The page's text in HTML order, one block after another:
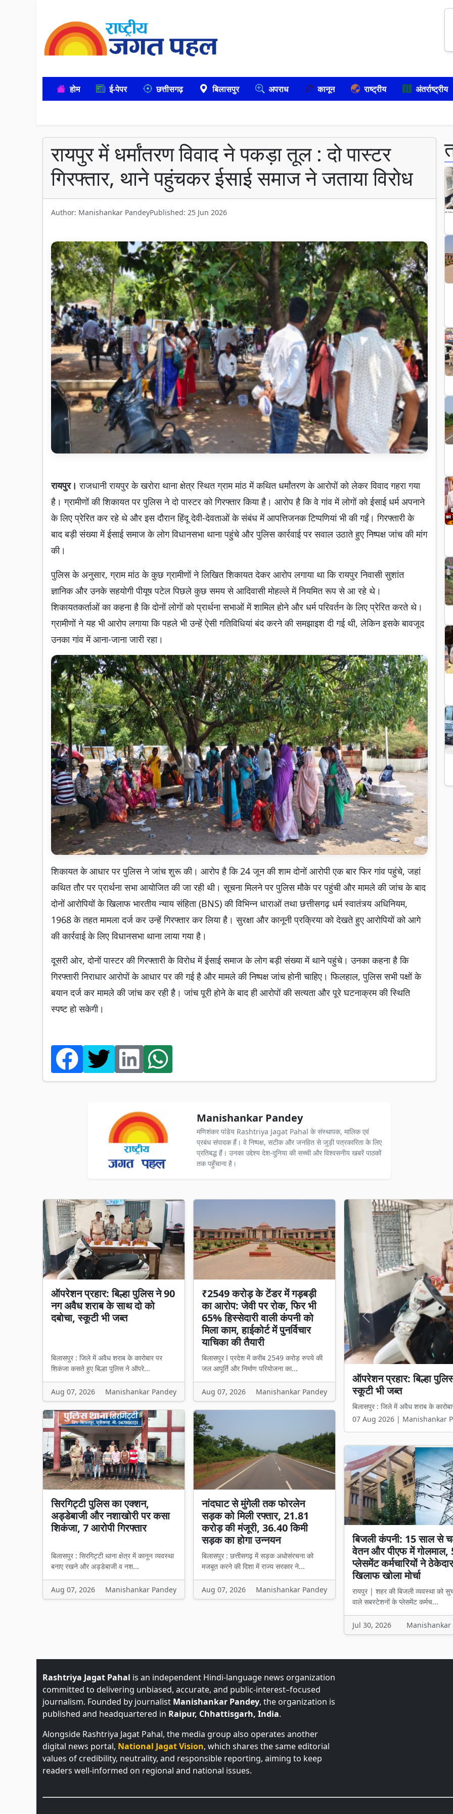
होम ई-पेपर छत्तीसगढ़ बिलासपुर अपराध कानून राष्ट्रीय अंतर्राष्ट्रीय
रायपुर में धर्मांतरण विवाद ने पकड़ा तूल : दो पास्टर
गिरफ्तार, थाने पहुंचकर ईसाई समाज ने जताया विरोध
Author: Manishankar PandeyPublished: 25 Jun 2026
रायपुर। राजधानी रायपुर के खरोरा थाना क्षेत्र स्थित ग्राम मांठ में कथित धर्मांतरण के आरोपों को लेकर विवाद गहरा गया
है। ग्रामीणों की शिकायत पर पुलिस ने दो पास्टर को गिरफ्तार किया है। आरोप है कि वे गांव में लोगों को ईसाई धर्म अपनाने
के लिए प्रेरित कर रहे थे और इस दौरान हिंदू देवी-देवताओं के संबंध में आपत्तिजनक टिप्पणियां भी की गईं। गिरफ्तारी के
बाद बड़ी संख्या में ईसाई समाज के लोग विधानसभा थाना पहुंचे और पुलिस कार्रवाई पर सवाल उठाते हुए निष्पक्ष जांच की मांग
की।
पुलिस के अनुसार, ग्राम मांठ के कुछ ग्रामीणों ने लिखित शिकायत देकर आरोप लगाया था कि रायपुर निवासी सुशांत
ज्ञानिक और उनके सहयोगी पीयूष पटेल पिछले कुछ समय से आदिवासी मोहल्ले में नियमित रूप से आ रहे थे।
शिकायतकर्ताओं का कहना है कि दोनों लोगों को प्रार्थना सभाओं में शामिल होने और धर्म परिवर्तन के लिए प्रेरित करते थे।
ग्रामीणों ने यह भी आरोप लगाया कि पहले भी उन्हें ऐसी गतिविधियां बंद करने की समझाइश दी गई थी, लेकिन इसके बावजूद
उनका गांव में आना-जाना जारी रहा।
शिकायत के आधार पर पुलिस ने जांच शुरू की। आरोप है कि 24 जून की शाम दोनों आरोपी एक बार फिर गांव पहुंचे, जहां
कथित तौर पर प्रार्थना सभा आयोजित की जा रही थी। सूचना मिलने पर पुलिस मौके पर पहुंची और मामले की जांच के बाद
दोनों आरोपियों के खिलाफ भारतीय न्याय संहिता (BNS) की विभिन्न धाराओं तथा छत्तीसगढ़ धर्म स्वातंत्र्य अधिनियम,
1968 के तहत मामला दर्ज कर उन्हें गिरफ्तार कर लिया है। सुरक्षा और कानूनी प्रक्रिया को देखते हुए आरोपियों को आगे
की कार्रवाई के लिए विधानसभा थाना लाया गया है।
दूसरी ओर, दोनों पास्टर की गिरफ्तारी के विरोध में ईसाई समाज के लोग बड़ी संख्या में थाने पहुंचे। उनका कहना है कि
गिरफ्तारी निराधार आरोपों के आधार पर की गई है और मामले की निष्पक्ष जांच होनी चाहिए। फिलहाल, पुलिस सभी पक्षों के
बयान दर्ज कर मामले की जांच कर रही है। जांच पूरी होने के बाद ही आरोपों की सत्यता और पूरे घटनाक्रम की स्थिति
स्पष्ट हो सकेगी।
Manishankar Pandey
मणिशंकर पांडेय Rashtriya Jagat Pahal के संस्थापक, मालिक एवं
प्रबंध संपादक हैं। वे निष्पक्ष, सटीक और जनहित से जुड़ी पत्रकारिता के लिए
प्रतिबद्ध हैं। उनका उद्देश्य देश-दुनिया की सच्ची और विश्वसनीय खबरें पाठकों
तक पहुँचाना है।
ऑपरेशन प्रहार: बिल्हा पुलिस ने 90
नग अवैध शराब के साथ दो को
दबोचा, स्कूटी भी जब्त
बिलासपुर : जिले में अवैध शराब के कारोबार पर
शिकंजा कसते हुए बिल्हा पुलिस ने ऑपरे...
Aug 07, 2026 Manishankar Pandey
₹2549 करोड़ के टेंडर में गड़बड़ी
का आरोप: जेवी पर रोक, फिर भी
65% हिस्सेदारी वाली कंपनी को
मिला काम, हाईकोर्ट में पुनर्विचार
याचिका की तैयारी
बिलासपुर l प्रदेश में करीब 2549 करोड़ रुपये की
जल आपूर्ति और निर्माण परियोजना का...
Aug 07, 2026 Manishankar Pandey
सिरगिट्टी पुलिस का एक्शन,
अड्डेबाजी और नशाखोरी पर कसा
शिकंजा, 7 आरोपी गिरफ्तार
बिलासपुर : सिरगिट्टी थाना क्षेत्र में कानून व्यवस्था
बनाए रखने और अड्डेबाजी व नश...
Aug 07, 2026 Manishankar Pandey
नांदघाट से मुंगेली तक फोरलेन
सड़क को मिली रफ्तार, 21.81
करोड़ की मंजूरी, 36.40 किमी
सड़क का होगा उन्नयन
बिलासपुर : छत्तीसगढ़ में सड़क अधोसंरचना को
मजबूत करने की दिशा में राज्य सरकार ने...
Aug 07, 2026 Manishankar Pandey
₹2549 करोड़ के टेंडर में
हिस्सेदारी वाली कंपनी को
बिलासपुर l प्रदेश में करीब 2549 करोड़
07 Aug 2026 | Manishankar
Previous
बिजली कंपनी: 15 साल से
वेतन और पीएफ में गोलमाल,
प्लेसमेंट कर्मचारियों ने
खिलाफ खोला मोर्चा
रायपुर | शहर की बिजली व्यवस्था को
वाले सबस्टेशनों के प्लेसमेंट कर्मच...
Jul 30, 2026 Manishankar
Rashtriya Jagat Pahal is an independent Hindi-language news organization
committed to delivering unbiased, accurate, and public-interest–focused
journalism. Founded by journalist Manishankar Pandey, the organization is
published and headquartered in Raipur, Chhattisgarh, India.
Alongside Rashtriya Jagat Pahal, the media group also operates another
digital news portal, National Jagat Vision, which shares the same editorial
values of credibility, neutrality, and responsible reporting, aiming to keep
readers well-informed on regional and national issues.